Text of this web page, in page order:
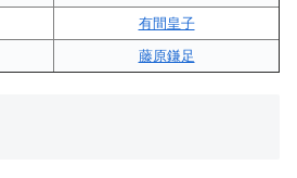
有間皇子
藤原鎌足